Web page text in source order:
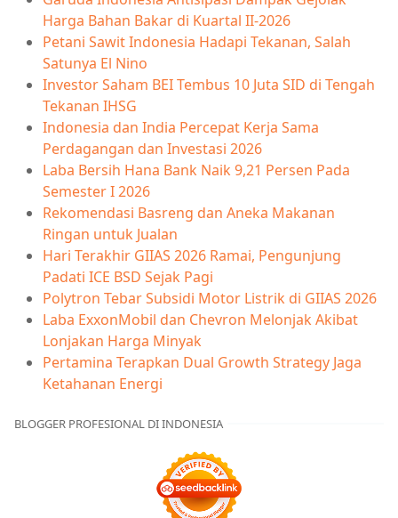
Harga Bahan Bakar di Kuartal II-2026
Petani Sawit Indonesia Hadapi Tekanan, Salah
Satunya El Nino
Investor Saham BEI Tembus 10 Juta SID di Tengah
Tekanan IHSG
Indonesia dan India Percepat Kerja Sama
Perdagangan dan Investasi 2026
Laba Bersih Hana Bank Naik 9,21 Persen Pada
Semester I 2026
Rekomendasi Basreng dan Aneka Makanan
Ringan untuk Jualan
Hari Terakhir GIIAS 2026 Ramai, Pengunjung
Padati ICE BSD Sejak Pagi
Polytron Tebar Subsidi Motor Listrik di GIIAS 2026
Laba ExxonMobil dan Chevron Melonjak Akibat
Lonjakan Harga Minyak
Pertamina Terapkan Dual Growth Strategy Jaga
Ketahanan Energi
BLOGGER PROFESIONAL DI INDONESIA